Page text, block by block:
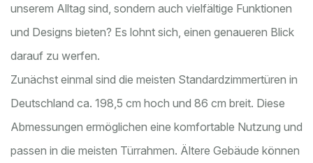
unserem Alltag sind, sondern auch vielfältige Funktionen
und Designs bieten? Es lohnt sich, einen genaueren Blick
darauf zu werfen.
Zunächst einmal sind die meisten Standardzimmertüren in
Deutschland ca. 198,5 cm hoch und 86 cm breit. Diese
Abmessungen ermöglichen eine komfortable Nutzung und
passen in die meisten Türrahmen. Ältere Gebäude können